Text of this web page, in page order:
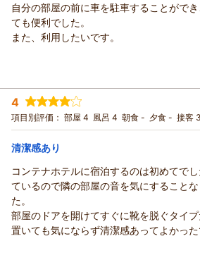
HOTEL R9 The Yard 丸亀からの返信
この度はHOTEL R9 The Yard丸亀をご利
ありがとうございます。
ご滞在に関しまして、ご満足頂けたよ
今後も、お客様により一層ご満足頂ける
ますので、またお近くにお越しの際には
用くださいませ。またのお越しをスタッ
申し上げております。
自分の部屋の前に車を駐車することがで
ても便利でした。
また、利用したいです。
投稿者： ジョーくんさん(女性/40代)
宿泊プラン： 【じゃらんのお得な10日間】ビジ
ホットドリンク付【駐車場至近＆無料】
ダブル
宿泊価格帯： 3,001～4,000円(大人一人あたり/
この度はHOTEL R9 The Yard丸亀をご
ありがとうございます。
ご滞在に関しまして、ご満足頂けたよう
しく存じます。
今後も、お客様により一層ご満足頂ける
ますので、またお近くにお越しの際には
4
項目別評価： 部屋 4 風呂 4 朝食 - 夕食 - 接客 3
清潔感あり
コンテナホテルに宿泊するのは初めてで
ているので隣の部屋の音を気にすること
た。
部屋のドアを開けてすぐに靴を脱ぐタイ
置いても気にならず清潔感あってよかった
フロントにあるドリンクサービスでお茶